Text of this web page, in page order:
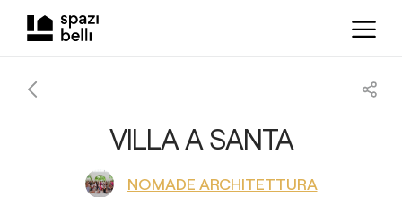
VILLA A SANTA
NOMADE ARCHITETTURA